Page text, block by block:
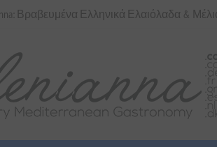
Βραβευμένα Ελληνικά Ελαιόλαδα &